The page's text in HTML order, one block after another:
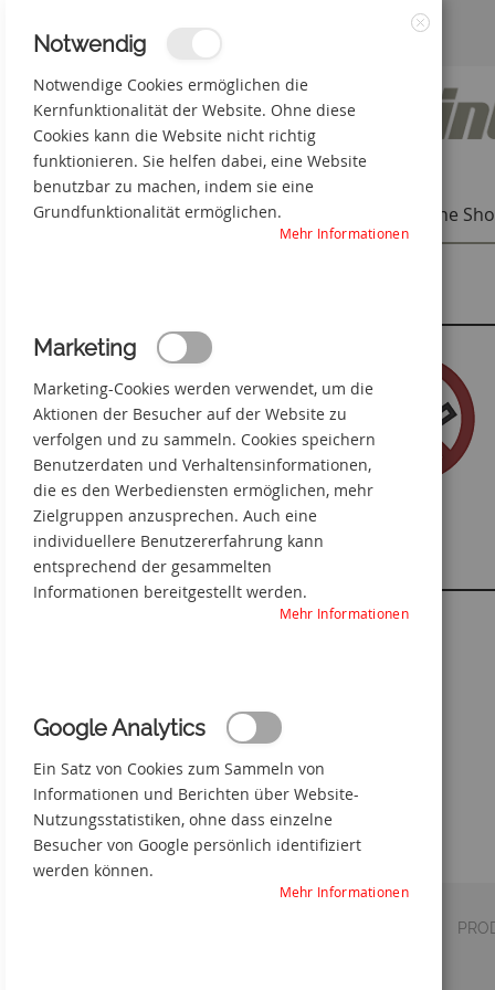
Inhalt
springen
3% Online-Rabatt +49(0) 50 66 98 09-0
Individuelle Produkte Online
Ende
Bildgalerie
springen
Batterieraum
Bildgalerie
Notwendig
Notwendige Cookies ermöglichen die
Kernfunktionalität der Website. Ohne diese
Cookies kann die Website nicht richtig
funktionieren. Sie helfen dabei, eine Website
benutzbar zu machen, indem sie eine
Grundfunktionalität ermöglichen.
Mehr Informationen
Marketing
Marketing-Cookies werden verwendet, um die
Aktionen der Besucher auf der Website zu
verfolgen und zu sammeln. Cookies speichern
Benutzerdaten und Verhaltensinformationen,
die es den Werbediensten ermöglichen, mehr
Zielgruppen anzusprechen. Auch eine
individuellere Benutzererfahrung kann
entsprechend der gesammelten
Informationen bereitgestellt werden.
Mehr Informationen
Google Analytics
Ein Satz von Cookies zum Sammeln von
Informationen und Berichten über Website-
Nutzungsstatistiken, ohne dass einzelne
Besucher von Google persönlich identifiziert
werden können.
Mehr Informationen